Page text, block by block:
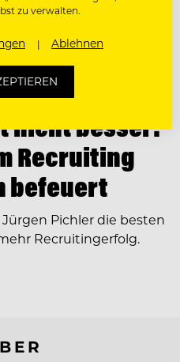
nicht besser:
Recruiting
befeuert
Pichler die besten
Recruitingerfolg.
zu verwalten.
Ablehnen